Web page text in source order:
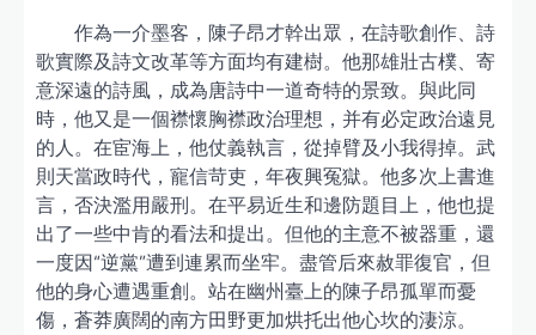
作為一介墨客，陳子昂才幹出眾，在詩歌創作、詩
歌實際及詩文改革等方面均有建樹。他那雄壯古樸、寄
意深遠的詩風，成為唐詩中一道奇特的景致。與此同
時，他又是一個襟懷胸襟政治理想，并有必定政治遠見
的人。在宦海上，他仗義執言，從掉臂及小我得掉。武
則天當政時代，寵信苛吏，年夜興冤獄。他多次上書進
言，否決濫用嚴刑。在平易近生和邊防題目上，他也提
出了一些中肯的看法和提出。但他的主意不被器重，還
一度因“逆黨”遭到連累而坐牢。盡管后來赦罪復官，但
他的身心遭遇重創。站在幽州臺上的陳子昂孤單而憂
傷，蒼莽廣闊的南方田野更加烘托出他心坎的淒涼。